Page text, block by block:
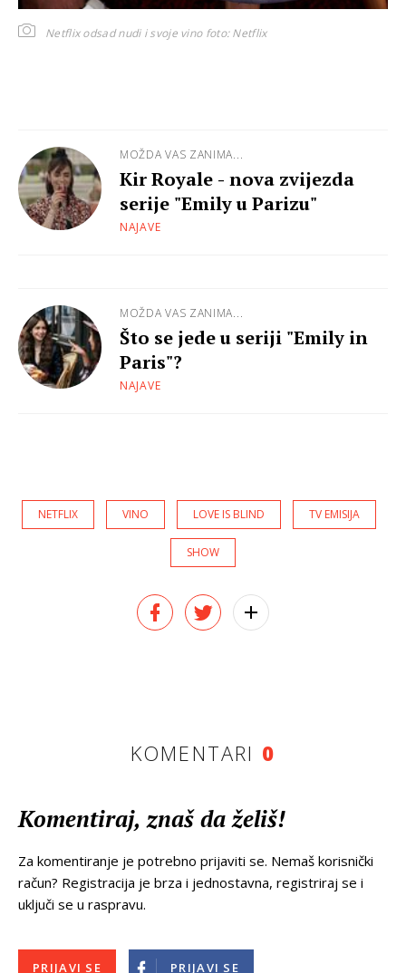
Netflix odsad nudi i svoje vino foto: Netflix
MOŽDA VAS ZANIMA...
Kir Royale - nova zvijezda
serije "Emily u Parizu"
NAJAVE
MOŽDA VAS ZANIMA...
Što se jede u seriji "Emily in
Paris"?
NAJAVE
NETFLIX VINO LOVE IS BLIND TV EMISIJA
SHOW
KOMENTARI 0
Komentiraj, znaš da želiš!
Za komentiranje je potrebno prijaviti se. Nemaš korisnički
račun? Registracija je brza i jednostavna, registriraj se i
uključi se u raspravu.
PRIJAVI SE PRIJAVI SE